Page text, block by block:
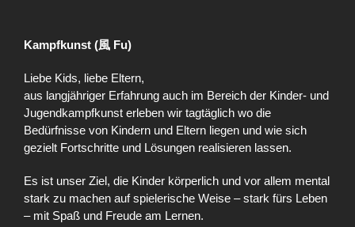
Kampfkunst (風 Fu)
Liebe Kids, liebe Eltern,
aus langjähriger Erfahrung auch im Bereich der Kinder- und
Jugendkampfkunst erleben wir tagtäglich wo die
Bedürfnisse von Kindern und Eltern liegen und wie sich
gezielt Fortschritte und Lösungen realisieren lassen.
Es ist unser Ziel, die Kinder körperlich und vor allem mental
stark zu machen auf spielerische Weise – stark fürs Leben
– mit Spaß und Freude am Lernen.